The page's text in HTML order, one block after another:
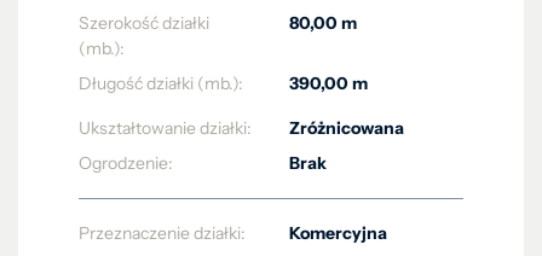
Szerokość działki
(mb.):
80,00 m
Długość działki (mb.): 390,00 m
Ukształtowanie działki:
Zróżnicowana
Ogrodzenie:
Brak
Przeznaczenie działki:
Komercyjna